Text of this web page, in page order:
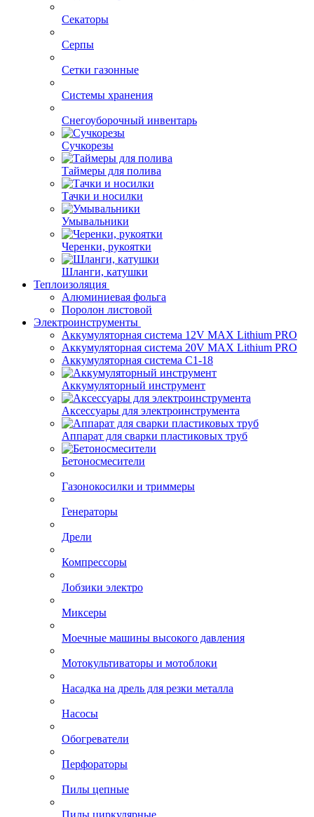
Секаторы
Серпы
Сетки газонные
Системы хранения
Снегоуборочный инвентарь
Сучкорезы
Таймеры для полива
Тачки и носилки
Умывальники
Черенки, рукоятки
Шланги, катушки
Теплоизоляция
Алюминиевая фольга
Поролон листовой
Электроинструменты
Аккумуляторная система 12V MAX Lithium PRO
Аккумуляторная система 20V MAX Lithium PRO
Аккумуляторная система С1-18
Аккумуляторный инструмент
Аксессуары для электроинструмента
Аппарат для сварки пластиковых труб
Бетоносмесители
Газонокосилки и триммеры
Генераторы
Дрели
Компрессоры
Лобзики электро
Миксеры
Моечные машины высокого давления
Мотокультиваторы и мотоблоки
Насадка на дрель для резки металла
Насосы
Обогреватели
Перфораторы
Пилы цепные
Пилы циркулярные